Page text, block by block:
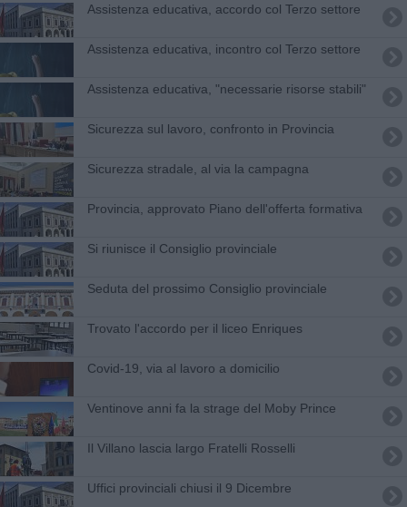
Assistenza educativa, accordo col Terzo settore
Assistenza educativa, incontro col Terzo settore
Assistenza educativa, "necessarie risorse stabili"
Sicurezza sul lavoro, confronto in Provincia
Sicurezza stradale, al via la campagna
Provincia, approvato Piano dell'offerta formativa
Si riunisce il Consiglio provinciale
Seduta del prossimo Consiglio provinciale
Trovato l'accordo per il liceo Enriques
Covid-19, via al lavoro a domicilio
Ventinove anni fa la strage del Moby Prince
Il Villano lascia largo Fratelli Rosselli
Uffici provinciali chiusi il 9 Dicembre